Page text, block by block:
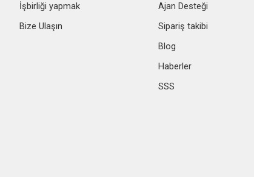
İşbirliği yapmak
Bize Ulaşın
Ajan Desteği
Sipariş takibi
Blog
Haberler
SSS